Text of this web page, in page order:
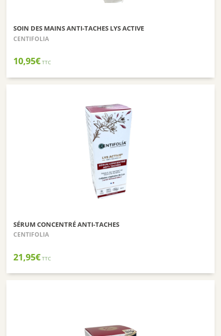
SOIN DES MAINS ANTI-TACHES LYS ACTIVE
CENTIFOLIA
10,95€ TTC
SÉRUM CONCENTRÉ ANTI-TACHES
CENTIFOLIA
21,95€ TTC